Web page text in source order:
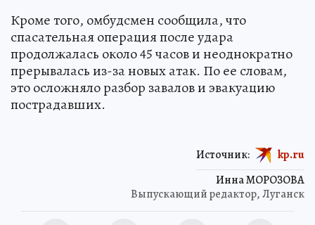
Кроме того, омбудсмен сообщила, что
спасательная операция после удара
продолжалась около 45 часов и неоднократно
прерывалась из-за новых атак. По ее словам,
это осложняло разбор завалов и эвакуацию
пострадавших.
Инна МОРОЗОВА
Выпускающий редактор, Луганск
Источник: kp.ru